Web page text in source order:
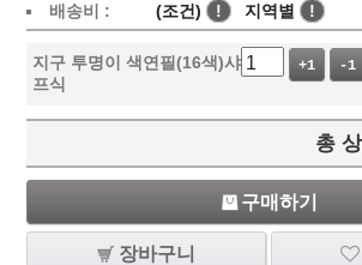
배송비 : (조건) ! 지역별 !
지구 투명이 색연필(16색)샤
프식
+1 -1
총
구매하기
장바구니